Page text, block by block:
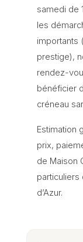
samedi de
les
importants
prestige),
rendez-
bénéficier
créneau
Estimation
prix,
de Maison
particuliers
d’Azur.